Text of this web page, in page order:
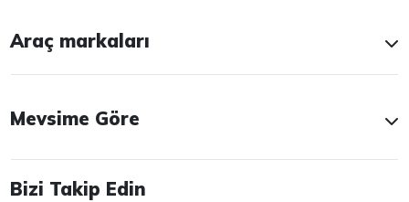
Araç markaları
Mevsime Göre
Bizi Takip Edin